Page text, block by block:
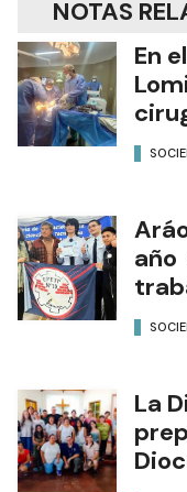
NOTAS
En
año
La